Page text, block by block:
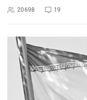
20698 19